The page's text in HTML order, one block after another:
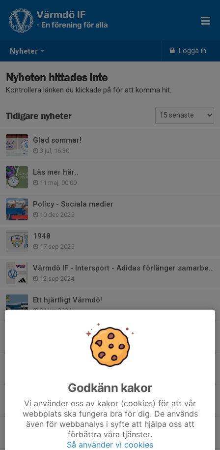
Nyheter Logga in
Värmdö IF
- En förening för alla
Nyheten hittades inte
Kontrollera länken du klickade på för att komma hit.
Tidigare nyheter
Glad sommar!
3 jul, 16:30
Läs mer här..
11 maj, 00:00
Policy - Sociala medier
10 dec 2025
1948
17 sep 2025
Värmdö IF - Intersport - Adidas förlänger samarbetet!
12 sep 2024
Ett hjärtligt Värmdö!
24 jun 2024
Bli medlem i Club 1948 - Värmdö IF:s Vänner
Värdegrundsambassadör - Värmdös viktigaste
27 dec 2023
Värmdö IF har sorg
17 apr 2023
Godkänn kakor
Vi använder oss av kakor (cookies) för att vår
webbplats ska fungera bra för dig. De används
även för webbanalys i syfte att hjälpa oss att
förbättra våra tjänster.
Så använder vi cookies